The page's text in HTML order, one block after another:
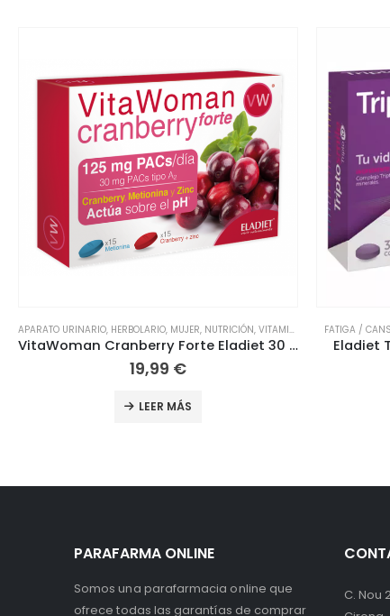
FATIGA / CANSANCIO,HERBOLARIO,NUTRICIÓN,VITAMINAS
Eladiet Triptosmile 30 comprimidos
15,50€
LEER MÁS
ADELGAZAR,
Aquilea
PARAFARMA ONLINE
Somos una parafarmacia online que
ofrece todas las garantías de comprar
C. Nou